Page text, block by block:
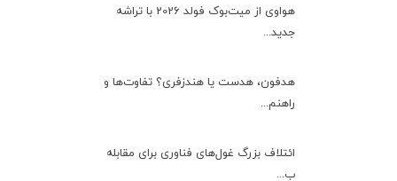
هواوی از میت‌بوک فولد 2026 با تراشه
جدید...
هدفون، هدست یا هندزفری؟ تفاوت‌ها و
راهنم...
ائتلاف بزرگ غول‌های فناوری برای مقابله
ب...